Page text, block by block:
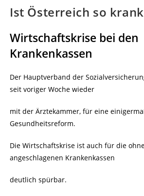
Ist Österreich so
Wirtschaftskrise bei den
Krankenkassen
Der Hauptverband der
seit voriger Woche wieder
mit der Ärztekammer, für eine
Gesundheitsreform.
Die Wirtschaftskrise ist auch für die
angeschlagenen Krankenkassen
deutlich spürbar.